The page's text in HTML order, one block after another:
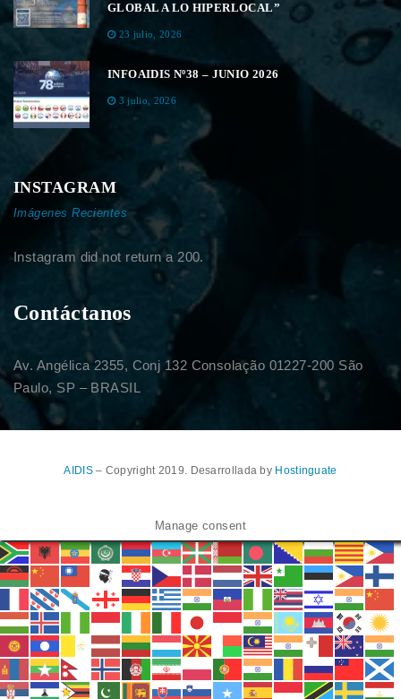
GLOBAL A LO HIPERLOCAL”
23 julio, 2026
INFOAIDIS Nº38 – JUNIO 2026
3 julio, 2026
INSTAGRAM
Imágenes Recientes
Instagram did not return a 200.
Contáctanos
Av. Angélica 2355, Conj 132 Consolação 01227-200 São
Paulo, SP – BRASIL
AIDIS– Copyright 2019. Desarrollada by Hostinguate
Manage consent